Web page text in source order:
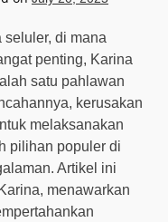
di mana
penting, Karina
satu pahlawan
kerusakan
melaksanakan
pilihan populer di
Artikel ini
menawarkan